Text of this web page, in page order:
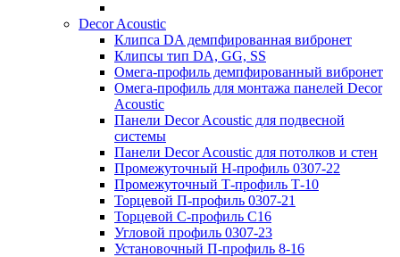
Decor Acoustic
Клипса DA демпфированная вибронет
Клипсы тип DA, GG, SS
Омега-профиль демпфированный вибронет
Омега-профиль для монтажа панелей Decor
Acoustic
Панели Decor Acoustic для подвесной
системы
Панели Decor Acoustic для потолков и стен
Промежуточный Н-профиль 0307-22
Промежуточный Т-профиль Т-10
Торцевой П-профиль 0307-21
Торцевой С-профиль С16
Угловой профиль 0307-23
Установочный П-профиль 8-16